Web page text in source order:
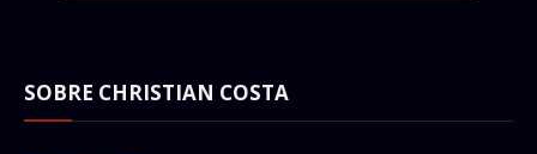
SOBRE CHRISTIAN COSTA